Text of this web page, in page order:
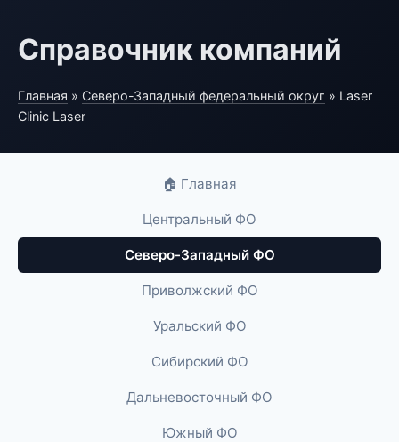
Справочник компаний
Главная » Северо-Западный федеральный округ » Laser
Clinic Laser
🏠 Главная
Центральный ФО
Северо-Западный ФО
Приволжский ФО
Уральский ФО
Сибирский ФО
Дальневосточный ФО
Южный ФО